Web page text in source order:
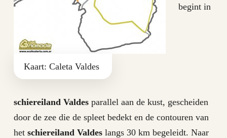
Kaart: Caleta Valdes
begint in
schiereiland Valdesparallel aan de kust, gescheiden
door de zee die de spleet bedekt en de contouren van
het schiereiland Valdeslangs 30 km begeleidt. Naar